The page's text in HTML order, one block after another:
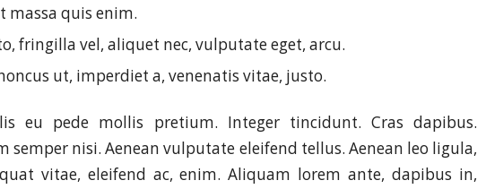
massa quis enim.
fringilla vel, aliquet nec, vulputate eget, arcu.
ut, imperdiet a, venenatis vitae, justo.
eu pede mollis pretium. Integer tincidunt. Cras dapibus.
semper nisi. Aenean vulputate eleifend tellus. Aenean leo ligula,
vitae, eleifend ac, enim. Aliquam lorem ante, dapibus in,